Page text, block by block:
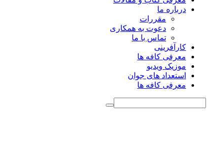
درباره ما
مقررات
دعوت به همکاری
تماس با ما
کارآفرینی
معرفی کافه ها
موزیک ویدیو
استعداد های جوان
معرفی کافه ها